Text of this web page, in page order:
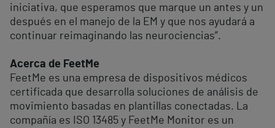
iniciativa, que esperamos que marque un antes y un
después en el manejo de la EM y que nos ayudará a
continuar reimaginando las neurociencias”.
Acerca de FeetMe
FeetMe es una empresa de dispositivos médicos
certificada que desarrolla soluciones de análisis de
movimiento basadas en plantillas conectadas. La
compañía es ISO 13485 y FeetMe Monitor es un